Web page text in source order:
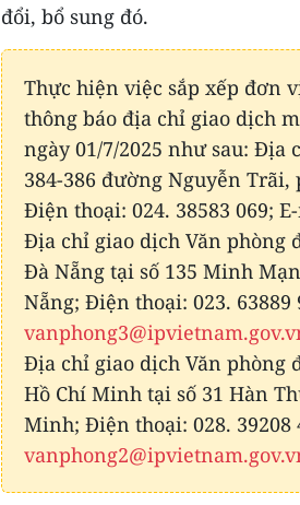
đổi, bổ sung đó.
Thực hiện việc sắp xếp đơn
thông báo địa chỉ giao dịch
ngày 01/7/2025 như sau: Địa
384-386 đường Nguyễn
Điện thoại: 024. 38583 069;
Địa chỉ giao dịch Văn phòng
Đà Nẵng tại số 135 Minh
Nẵng; Điện thoại: 023. 63889
Địa chỉ giao dịch Văn phòng
Hồ Chí Minh tại số 31 Hàn
Minh; Điện thoại: 028. 39208